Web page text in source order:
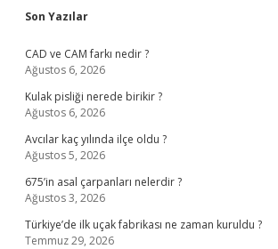
Sidebar
Son Yazılar
CAD ve CAM farkı nedir ?
Ağustos 6, 2026
Kulak pisliği nerede birikir ?
Ağustos 6, 2026
Avcılar kaç yılında ilçe oldu ?
Ağustos 5, 2026
675’in asal çarpanları nelerdir ?
Ağustos 3, 2026
Türkiye’de ilk uçak fabrikası ne zaman kuruldu ?
Temmuz 29, 2026